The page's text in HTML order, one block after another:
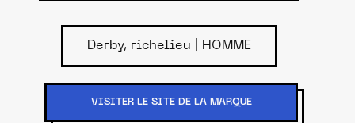
VISITER LE SITE DE LA MARQUE
Derby, richelieu | HOMME